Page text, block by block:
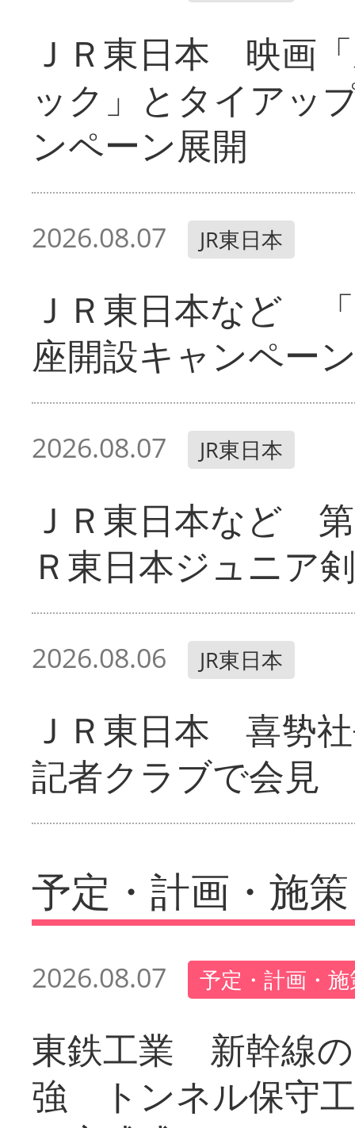
ＪＲ東日本 映画
ック」とタイアッ
ンペーン展開
2026.08.07 JR東日本
ＪＲ東日本など
座開設キャンペー
2026.08.07 JR東日本
ＪＲ東日本など
Ｒ東日本ジュニア
2026.08.06 JR東日本
ＪＲ東日本 喜㔟
記者クラブで会見
予定・計画・施策
2026.08.07 予定・計画・
東鉄工業 新幹線
強 トンネル保守